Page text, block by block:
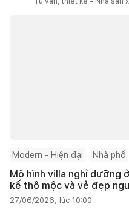
Modern - Hiện đại Nhà phố
Mô hình villa nghỉ dưỡng
kế thô mộc và vẻ đẹp
27/06/2026, lúc 10:00